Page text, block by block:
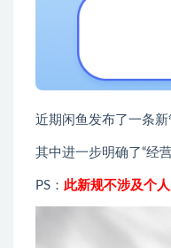
近期闲鱼发布了一条
其中进一步明确了“经
PS： 此新规不涉及个人